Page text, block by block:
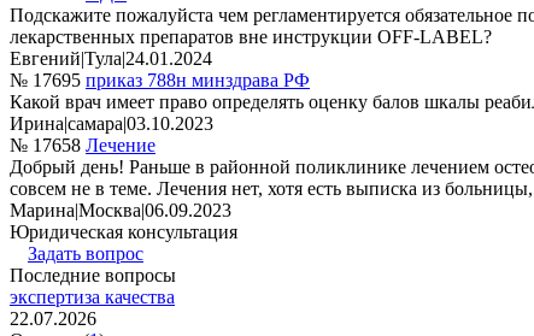
Подскажите пожалуйста чем регламентируется
лекарственных препаратов вне инструкции OFF-LABEL?
Евгений|Тула|24.01.2024
№ 17695 приказ 788н минздрава РФ
Какой врач имеет право определять оценку балов шкалы
Ирина|самара|03.10.2023
№ 17658 Лечение
Добрый день! Раньше в районной поликлинике лечением
совсем не в теме. Лечения нет, хотя есть выписка из
Марина|Москва|06.09.2023
Юридическая консультация
Задать вопрос
Последние вопросы
экспертиза качества
22.07.2026